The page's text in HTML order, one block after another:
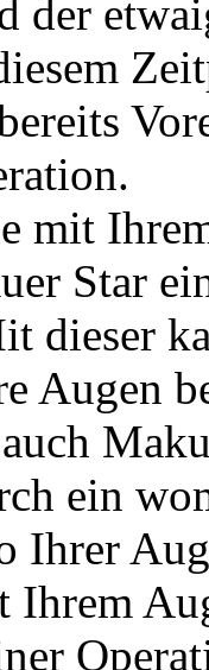
der
mit
Star
dieser
Augen
ein
Ihrer
Ihrem